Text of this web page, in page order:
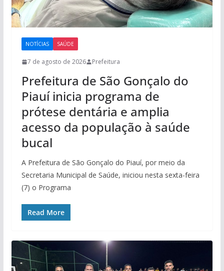
NOTÍCIAS SAÚDE
7 de agosto de 2026 Prefeitura
Prefeitura de São Gonçalo do
Piauí inicia programa de
prótese dentária e amplia
acesso da população à saúde
bucal
A Prefeitura de São Gonçalo do Piauí, por meio da
Secretaria Municipal de Saúde, iniciou nesta sexta-feira
(7) o Programa
Read More